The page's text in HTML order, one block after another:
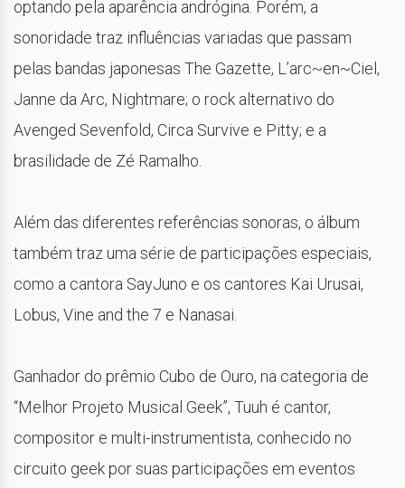
optando pela aparência andrógina. Porém, a
sonoridade traz influências variadas que passam
pelas bandas japonesas The Gazette, L’arc~en~Ciel,
Janne da Arc, Nightmare; o rock alternativo do
Avenged Sevenfold, Circa Survive e Pitty; e a
brasilidade de Zé Ramalho.
Além das diferentes referências sonoras, o álbum
também traz uma série de participações especiais,
como a cantora SayJuno e os cantores Kai Urusai,
Lobus, Vine and the 7 e Nanasai.
Ganhador do prêmio Cubo de Ouro, na categoria de
“Melhor Projeto Musical Geek”, Tuuh é cantor,
compositor e multi-instrumentista, conhecido no
circuito geek por suas participações em eventos